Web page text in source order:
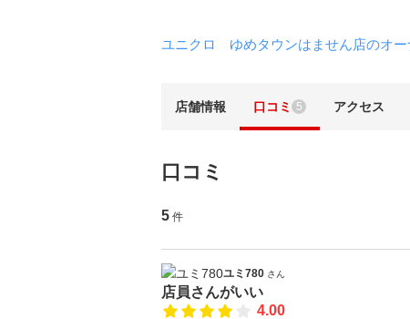
ユニクロ ゆめタウンはません店のオー
店舗情報 口コミ 5 アクセス
口コミ
5 件
ユミ780 さん
店員さんがいい
4.00